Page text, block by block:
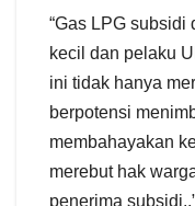
“Gas LPG subsidi
kecil dan pelaku
ini tidak hanya
berpotensi
membahayakan
merebut hak
penerima